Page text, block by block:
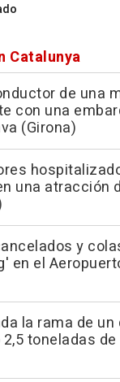
Catalunya
de una
con una
(Girona)
una atracción
y
en el
la rama de
toneladas